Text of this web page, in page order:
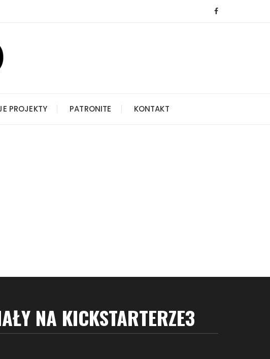
PROJEKTY PATRONITE KONTAKT
NA KICKSTARTERZE3